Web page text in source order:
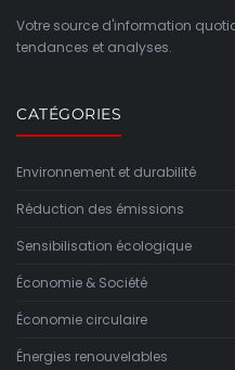
Votre source d'information
tendances et analyses.
CATÉGORIES
Environnement et durabilité
Réduction des émissions
Sensibilisation écologique
Économie & Société
Économie circulaire
Énergies renouvelables